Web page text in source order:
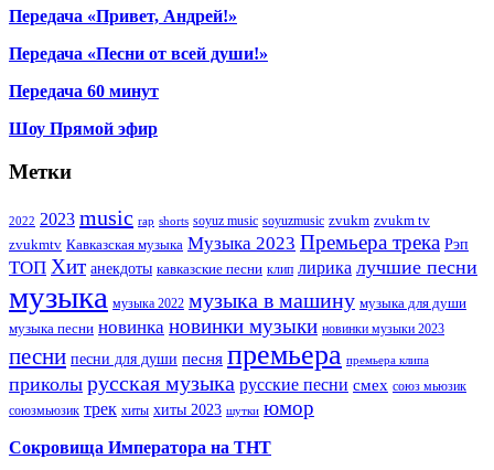
Передача «Привет, Андрей!»
Передача «Песни от всей души!»
Передача 60 минут
Шоу Прямой эфир
Метки
2022 2023 music rap shorts soyuz music soyuzmusic zvukm zvukm tv
zvukmtv Кавказская музыка Музыка 2023 Премьера трека Рэп
ТОП Хит анекдоты кавказские песни клип лирика лучшие песни
музыка музыка 2022 музыка в машину музыка для души
музыка песни новинка новинки музыки новинки музыки 2023
песни песни для души песня премьера премьера клипа
приколы русская музыка русские песни смех союз мьюзик
союзмьюзик трек хиты хиты 2023 шутки юмор
Сокровища Императора на ТНТ